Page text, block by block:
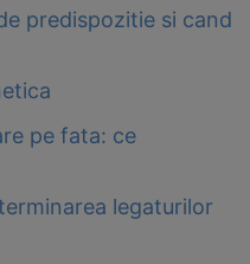
predispozitie si cand
pe fata: ce
legaturilor